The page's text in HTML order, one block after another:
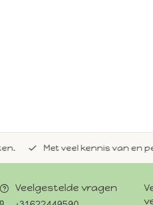
Met veel kennis van en
Veelgestelde vragen